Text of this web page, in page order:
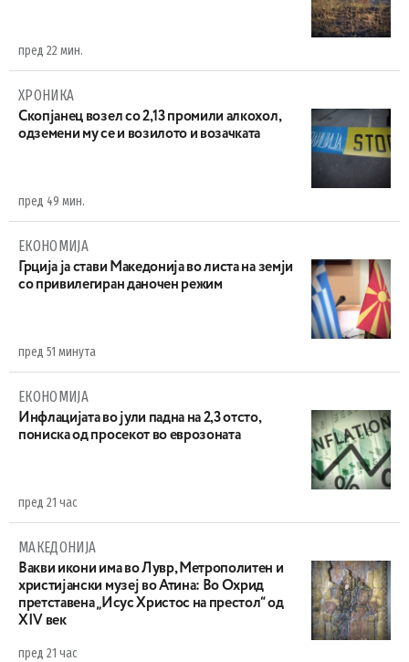
пред 22 мин.
ХРОНИКА
Скопјанец возел со 2,13 промили алкохол,
одземени му се и возилото и возачката
пред 49 мин.
ЕКОНОМИЈА
Грција ја стави Македонија во листа на земји
со привилегиран даночен режим
пред 51 минута
ЕКОНОМИЈА
Инфлацијата во јули падна на 2,3 отсто,
пониска од просекот во еврозоната
пред 21 час
МАКЕДОНИЈА
Вакви икони има во Лувр, Метрополитен и
христијански музеј во Атина: Во Охрид
претставена „Исус Христос на престол“ од
XIV век
пред 21 час